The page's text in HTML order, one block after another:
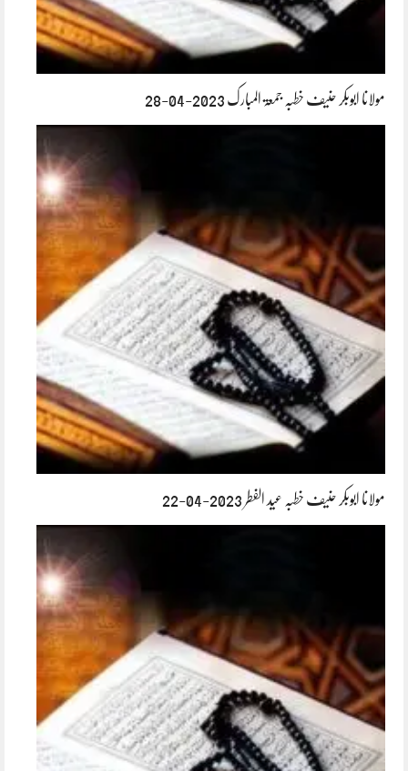
مولانا ابوبکر حنیف خطبہ جمعۃ المبارک 2023-04-28
مولانا ابوبکر حنیف خطبہ عید الفطر 2023-04-22